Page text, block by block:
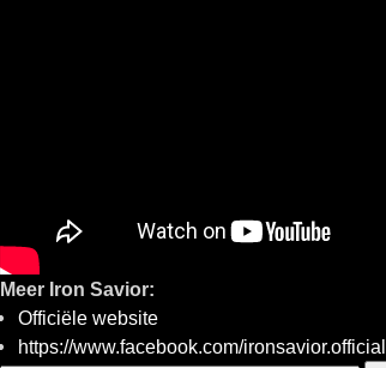
Meer Iron Savior:
Officiële website
https://www.facebook.com/ironsavior.official